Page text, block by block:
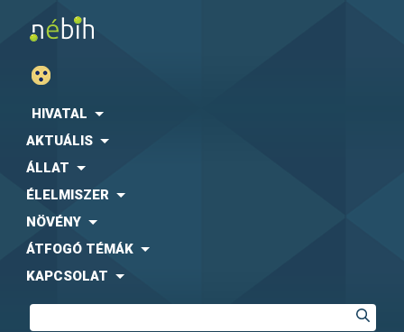
HIVATAL
AKTUÁLIS
ÁLLAT
ÉLELMISZER
NÖVÉNY
ÁTFOGÓ TÉMÁK
KAPCSOLAT